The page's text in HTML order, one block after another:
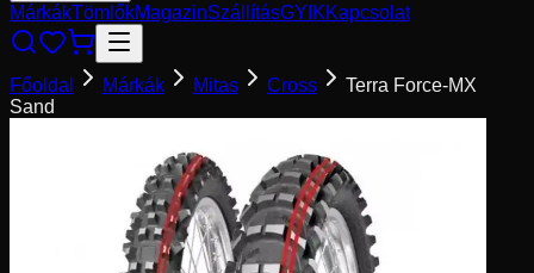
MárkákTömlőkMagazinSzállításGYIKKapcsolat
Főoldal Márkák Mitas Cross
Terra Force-MX
Sand